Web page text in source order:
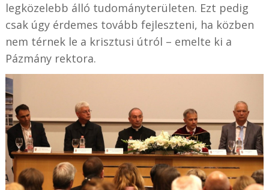
legközelebb álló tudományterületen. Ezt pedig
csak úgy érdemes tovább fejleszteni, ha közben
nem térnek le a krisztusi útról – emelte ki a
Pázmány rektora.